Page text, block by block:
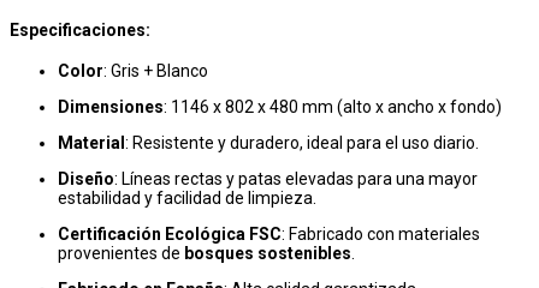
Especificaciones:
Color: Gris + Blanco
Dimensiones: 1146 x 802 x 480 mm (alto x ancho x fondo)
Material : Resistente y duradero, ideal para el uso diario.
Diseño: Líneas rectas y patas elevadas para una mayor
estabilidad y facilidad de limpieza.
Certificación Ecológica FSC: Fabricado con materiales
provenientes de bosques sostenibles.